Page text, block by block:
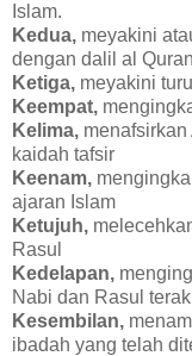
Islam.
Kedua, meyakini
dengan dalil al
Ketiga, meyakini
Keempat,
Kelima,
kaidah tafsir
Keenam,
ajaran Islam
Ketujuh,
Rasul
Kedelapan,
Nabi dan Rasul
Kesembilan,
ibadah yang telah